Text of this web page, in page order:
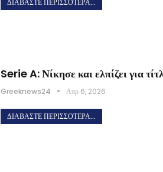
Serie A: Νίκησε και ελπίζει για
Greeknews24 Απρ 6, 2026
ΔΙΑΒΆΣΤΕ ΠΕΡΙΣΣΌΤΕΡΑ...